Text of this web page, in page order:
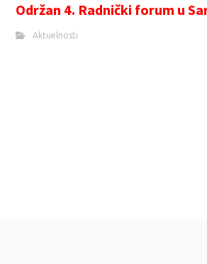
Održan 4. Radnički forum u
Aktuelnosti